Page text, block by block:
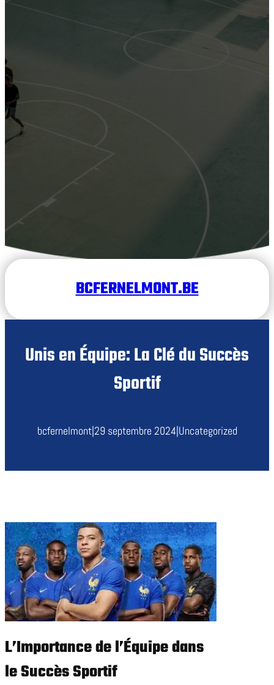
BCFERNELMONT.BE
Unis en Équipe: La Clé du Succès
Sportif
bcfernelmont|29 septembre 2024|Uncategorized
L’Importance de l’Équipe dans
le Succès Sportif